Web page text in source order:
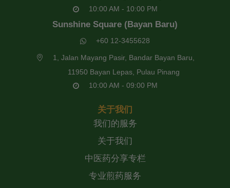
10:00 AM - 10:00 PM
Sunshine Square (Bayan Baru)
+60 12-3455628
1, Jalan Mayang Pasir, Bandar Bayan Baru,
11950 Bayan Lepas, Pulau Pinang
10:00 AM - 09:00 PM
关于我们
我们的服务
关于我们
中医药分享专栏
专业煎药服务